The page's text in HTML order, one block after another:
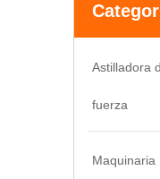
Astilladora
fuerza
Maquinaria